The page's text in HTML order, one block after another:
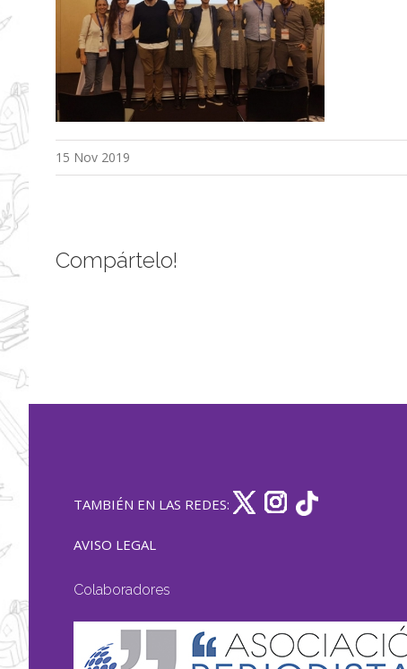
15 Nov 2019
Compártelo!
TAMBIÉN EN LAS REDES:
AVISO LEGAL
Colaboradores